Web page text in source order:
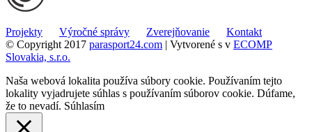
Projekty Výročné správy Zverejňovanie
Kontakt
© Copyright 2017 parasport24.com | Vytvorené s v ECOMP
Slovakia, s.r.o.
Naša webová lokalita používa súbory cookie. Používaním tejto
lokality vyjadrujete súhlas s používaním súborov cookie. Dúfame,
že to nevadí. Súhlasím